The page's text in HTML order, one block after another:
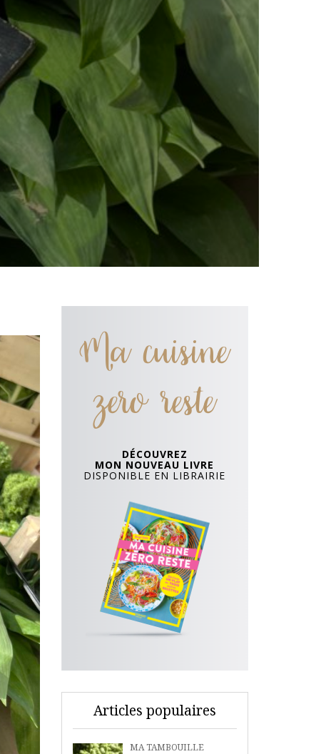
Ma cuisine
zero reste
DÉCOUVREZ
MON NOUVEAU LIVRE
DISPONIBLE EN LIBRAIRIE
Articles populaires
MA TAMBOUILLE